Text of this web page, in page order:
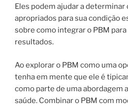
Eles podem ajudar a
apropriados para sua condição
sobre como integrar o PBM
resultados.
Ao explorar o PBM como uma
tenha em mente que ele é
como parte de uma abordagem
saúde. Combinar o PBM com